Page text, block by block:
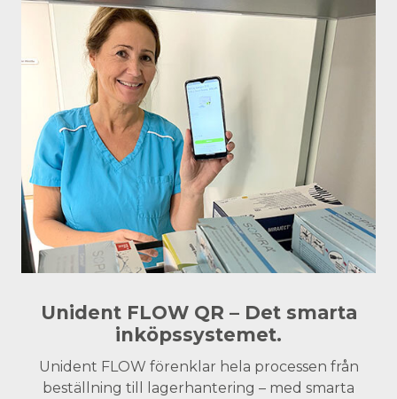
Unident FLOW QR – Det smarta
inköpssystemet.
Unident FLOW förenklar hela processen från
beställning till lagerhantering – med smarta